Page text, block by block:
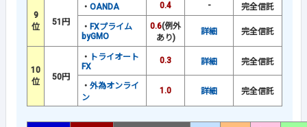
9
位
51円
・ OANDA 0.4 - 完全信託
・ FXプライム
byGMO
0.6(例外
あり)
詳細 完全信託
10
位
50円
・
トライオート
FX
0.3 詳細 完全信託
・ 外為オンライ
ン
1.0 詳細 完全信託